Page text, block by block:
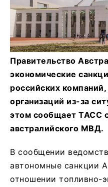
Правительство
экономические
российских
организаций из-за
этом сообщает ТАСС
австралийского МВД.
В сообщении
автономные санкции
отношении топливно-